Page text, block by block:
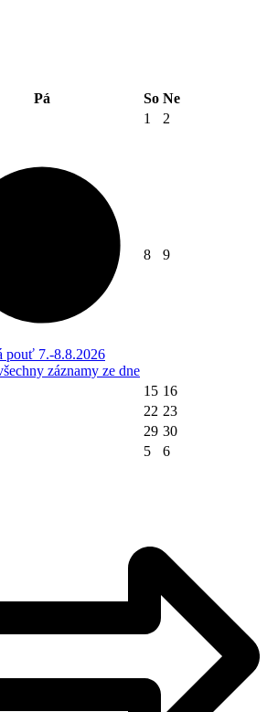
Pá So Ne
1 2
pouť 7.-8.8.2026
záznamy ze dne
8 9
15 16
22 23
29 30
5 6